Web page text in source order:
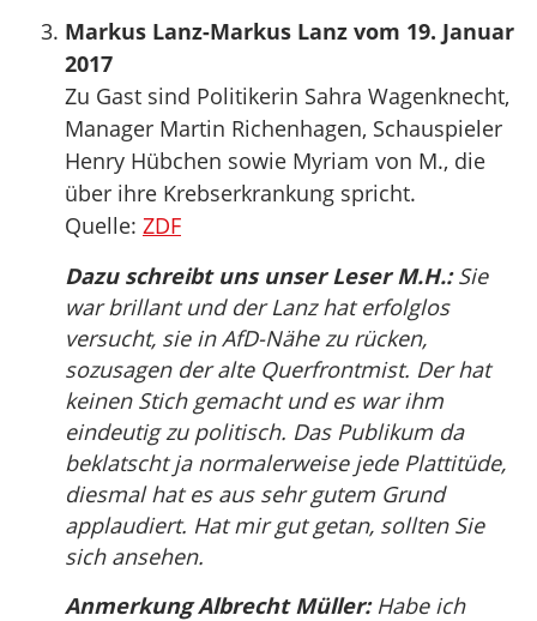
Markus Lanz-Markus Lanz vom 19. Januar
2017
Zu Gast sind Politikerin Sahra Wagenknecht,
Manager Martin Richenhagen, Schauspieler
Henry Hübchen sowie Myriam von M., die
über ihre Krebserkrankung spricht.
Quelle: ZDF
Dazu schreibt uns unser Leser M.H.:Sie
war brillant und der Lanz hat erfolglos
versucht, sie in AfD-Nähe zu rücken,
sozusagen der alte Querfrontmist. Der hat
keinen Stich gemacht und es war ihm
eindeutig zu politisch. Das Publikum da
beklatscht ja normalerweise jede Plattitüde,
diesmal hat es aus sehr gutem Grund
applaudiert. Hat mir gut getan, sollten Sie
sich ansehen.
Anmerkung Albrecht Müller:Habe ich